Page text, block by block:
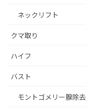
ネックリフト
クマ取り
ハイフ
バスト
モントゴメリー腺除去